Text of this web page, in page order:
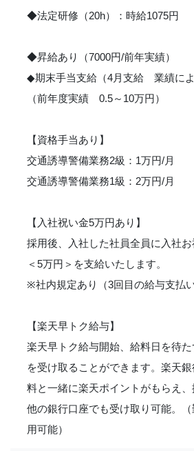
◆法定研修（20h）：時給1075円
◆昇給あり（7000円/前年実績）
◆期末手当支給（4月支給 業績によ
（前年度実績 0.5～10万円）
【資格手当あり】
交通誘導警備業務2級：1万円/月
交通誘導警備業務1級：2万円/月
【入社祝い金5万円あり】
採用後、入社した社員全員に入社
＜5万円＞を支給いたします。
※社内規定あり（3回目の給与支払い
【楽天早トク給与】
楽天早トク給与開始、給料日を待
を受け取ることができます。楽天
料と一緒に楽天ポイントがもらえ、
他の銀行口座でも受け取り可能。
用可能）